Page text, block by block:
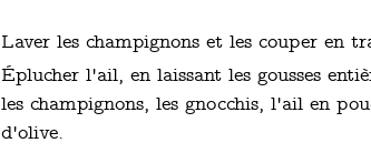
Laver les champignons et les couper en
Éplucher l'ail, en laissant les gousses
les champignons, les gnocchis, l'ail en
d'olive.